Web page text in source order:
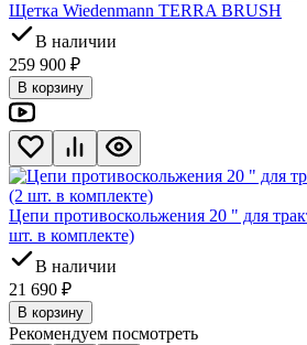
Щетка Wiedenmann TERRA BRUSH
В наличии
259 900 ₽
В корзину
Цепи противоскольжения 20 " для
шт. в комплекте)
В наличии
21 690 ₽
В корзину
Рекомендуем посмотреть